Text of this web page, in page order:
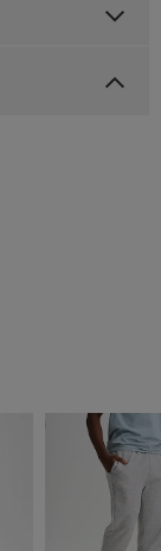
2 för 499:-